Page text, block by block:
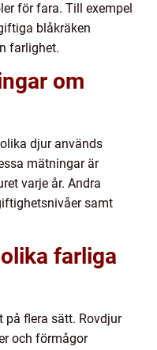
för fara. Till exempel
blåkräken
farlighet.
om
djur används
mätningar är
varje år. Andra
samt
farliga
på flera sätt. Rovdjur
och förmågor